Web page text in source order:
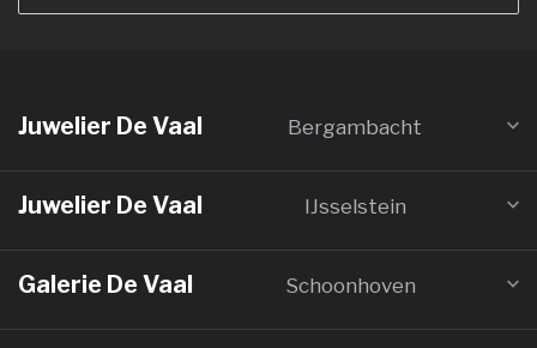
Juwelier De Vaal Bergambacht
Juwelier De Vaal IJsselstein
Galerie De Vaal Schoonhoven